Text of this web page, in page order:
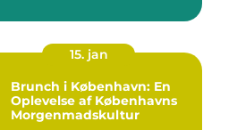
15. jan
Brunch i København: En
Oplevelse af Københavns
Morgenmadskultur